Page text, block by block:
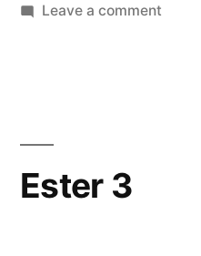
by
Leave a commenton
Ester 3